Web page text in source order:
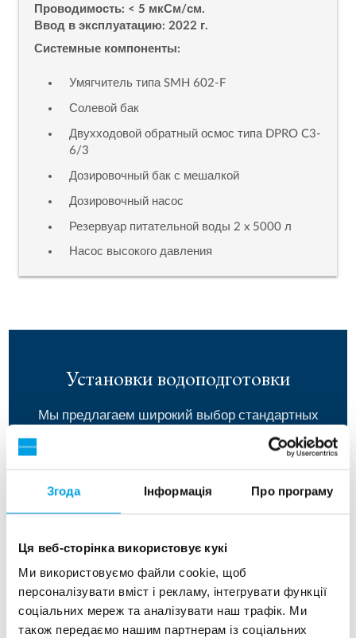
Згода Інформація Про програму
Ця веб-сторінка використовує кукі
Ми використовуємо файли cookie, щоб
персоналізувати вміст і рекламу, інтегрувати функції
соціальних мереж та аналізувати наш трафік. Ми
також передаємо нашим партнерам із соціальних
Проводимость: < 5 мкСм/см.
Ввод в эксплуатацию: 2022 г.
Системные компоненты:
Умягчитель типа SMH 602-F
Солевой бак
Двухходовой обратный осмос типа DPRO C3-
6/3
Дозировочный бак с мешалкой
Дозировочный насос
Резервуар питательной воды 2 x 5000 л
Насос высокого давления
Установки водоподготовки
Мы предлагаем широкий выбор стандартных
установок - от очистки грунтовых вод до очистки
сверхчистой воды. Все агрегаты снабжены